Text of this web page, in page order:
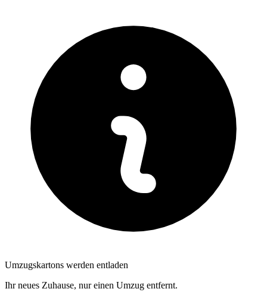
Umzugskartons werden entladen
Ihr neues Zuhause, nur einen Umzug entfernt.